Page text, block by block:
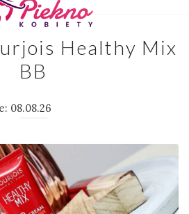
Healthy Mix
BB
08.08.26